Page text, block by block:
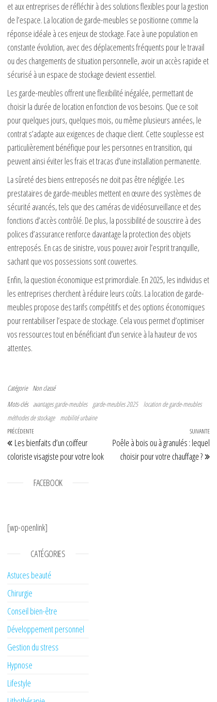
et aux entreprises de réfléchir à des solutions flexibles pour la gestion
de l’espace. La location de garde-meubles se positionne comme la
réponse idéale à ces enjeux de stockage. Face à une population en
constante évolution, avec des déplacements fréquents pour le travail
ou des changements de situation personnelle, avoir un accès rapide et
sécurisé à un espace de stockage devient essentiel.
Les garde-meubles offrent une flexibilité inégalée, permettant de
choisir la durée de location en fonction de vos besoins. Que ce soit
pour quelques jours, quelques mois, ou même plusieurs années, le
contrat s’adapte aux exigences de chaque client. Cette souplesse est
particulièrement bénéfique pour les personnes en transition, qui
peuvent ainsi éviter les frais et tracas d’une installation permanente.
La sûreté des biens entreposés ne doit pas être négligée. Les
prestataires de garde-meubles mettent en œuvre des systèmes de
sécurité avancés, tels que des caméras de vidéosurveillance et des
fonctions d’accès contrôlé. De plus, la possibilité de souscrire à des
polices d’assurance renforce davantage la protection des objets
entreposés. En cas de sinistre, vous pouvez avoir l’esprit tranquille,
sachant que vos possessions sont couvertes.
Enfin, la question économique est primordiale. En 2025, les individus et
les entreprises cherchent à réduire leurs coûts. La location de garde-
meubles propose des tarifs compétitifs et des options économiques
pour rentabiliser l’espace de stockage. Cela vous permet d’optimiser
vos ressources tout en bénéficiant d’un service à la hauteur de vos
attentes.
Catégorie Non classé
Mots-clés avantages garde-meubles garde-meubles 2025
location de garde-meubles
méthodes de stockage
mobilité urbaine
Navigation de l’article
Article précédent
PRÉCÉDENTE
Les bienfaits d’un coiffeur
coloriste visagiste pour votre look
SUIVANTE
Poêle à bois ou à granulés : lequel
choisir pour votre chauffage ?
FACEBOOK
[wp-openlink]
CATÉGORIES
Astuces beauté
Chirurgie
Conseil bien-être
Développement personnel
Gestion du stress
Hypnose
Lifestyle